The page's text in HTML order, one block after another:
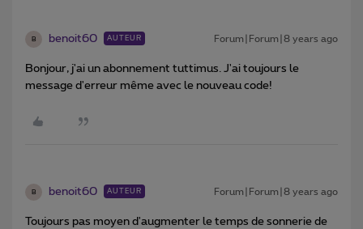
B benoit60 AUTEUR Forum|Forum|8 years ago
Bonjour, j'ai un abonnement tuttimus. J'ai toujours le
message d'erreur même avec le nouveau code!
B benoit60 AUTEUR Forum|Forum|8 years ago
Toujours pas moyen d'augmenter le temps de sonnerie de